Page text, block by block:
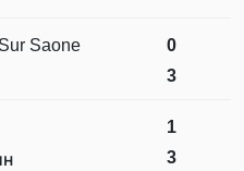
Saone
0
3
1
3